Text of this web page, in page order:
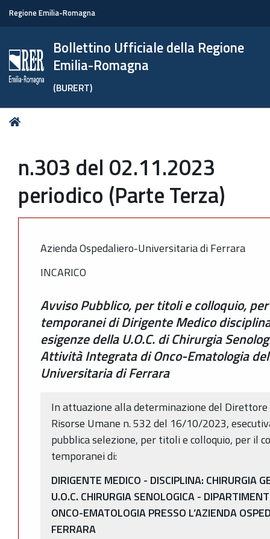
Regione Emilia-Romagna
Bollettino Ufficiale della Regione
Emilia-Romagna
(BURERT)
Tu
n.303 del 02.11.2023
periodico (Parte Terza)
Azienda Ospedaliero-Universitaria di Ferrara
INCARICO
Avviso Pubblico, per titoli e colloquio,
temporanei di Dirigente Medico
esigenze della U.O.C. di Chirurgia
Attività Integrata di Onco-Ematologia
Universitaria di Ferrara
In attuazione alla determinazione del Direttore
Risorse Umane n. 532 del 16/10/2023,
pubblica selezione, per titoli e colloquio, per il
temporanei di:
DIRIGENTE MEDICO - DISCIPLINA: CHIRURGIA
U.O.C. CHIRURGIA SENOLOGICA -
ONCO-EMATOLOGIA PRESSO L’AZIENDA
FERRARA